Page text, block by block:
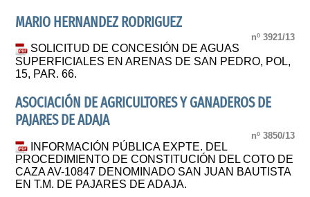
MARIO HERNANDEZ RODRIGUEZ
nº 3921/13
SOLICITUD DE CONCESIÓN DE AGUAS
SUPERFICIALES EN ARENAS DE SAN PEDRO, POL,
15, PAR. 66.
ASOCIACIÓN DE AGRICULTORES Y GANADEROS DE
PAJARES DE ADAJA
nº 3850/13
INFORMACIÓN PÚBLICA EXPTE. DEL
PROCEDIMIENTO DE CONSTITUCIÓN DEL COTO DE
CAZA AV-10847 DENOMINADO SAN JUAN BAUTISTA
EN T.M. DE PAJARES DE ADAJA.